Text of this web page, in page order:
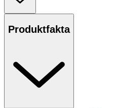
Produktfakta